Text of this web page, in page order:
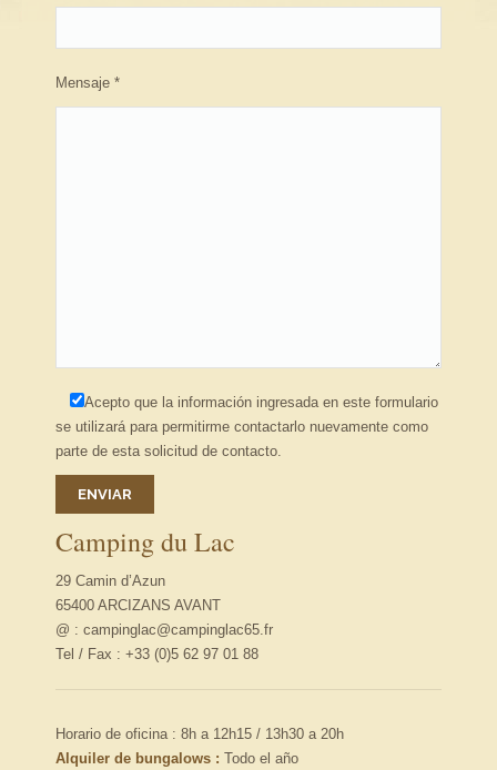
Mensaje *
Acepto que la información ingresada en este formulario
se utilizará para permitirme contactarlo nuevamente como
parte de esta solicitud de contacto.
Camping du Lac
29 Camin d’Azun
65400 ARCIZANS AVANT
@ : campinglac@campinglac65.fr
Tel / Fax : +33 (0)5 62 97 01 88
Horario de oficina : 8h a 12h15 / 13h30 a 20h
Alquiler de bungalows : Todo el año